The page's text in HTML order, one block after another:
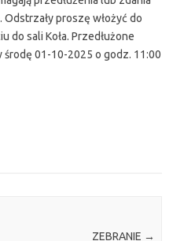
proszę włożyć do
do sali Koła. Przedłużone
środę 01-10-2025 o godz. 11:00
ZEBRANIE →